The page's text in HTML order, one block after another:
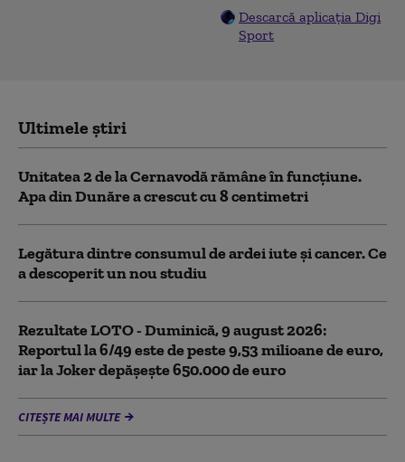
Descarcă aplicația Digi
Sport
Ultimele știri
Unitatea 2 de la Cernavodă rămâne în funcțiune.
Apa din Dunăre a crescut cu 8 centimetri
Legătura dintre consumul de ardei iute și cancer. Ce
a descoperit un nou studiu
Rezultate LOTO - Duminică, 9 august 2026:
Reportul la 6/49 este de peste 9,53 milioane de euro,
iar la Joker depășește 650.000 de euro
CITEȘTE MAI MULTE